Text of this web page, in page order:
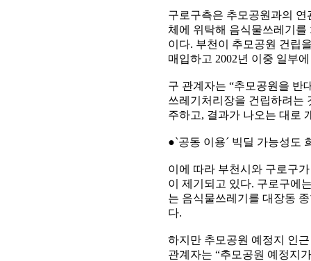
구로구측은 추모공원과의
체에 위탁해 음식물쓰레기
이다. 부천이 추모공원 건립
매입하고 2002년 이중 일부
구 관계자는 “추모공원을 반
쓰레기처리장을 건립하려는
주하고, 결과가 나오는 대로
●`공동 이용´ 빅딜 가능성도
이에 따라 부천시와 구로구
이 제기되고 있다. 구로구에
는 음식물쓰레기를 대장동
다.
하지만 추모공원 예정지 인
관계자는 “추모공원 예정지